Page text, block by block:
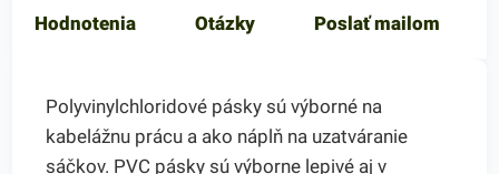
Hodnotenia Otázky Poslať mailom
Polyvinylchloridové pásky sú výborné na
kabelážnu prácu a ako náplň na uzatváranie
sáčkov. PVC pásky sú výborne lepivé aj v